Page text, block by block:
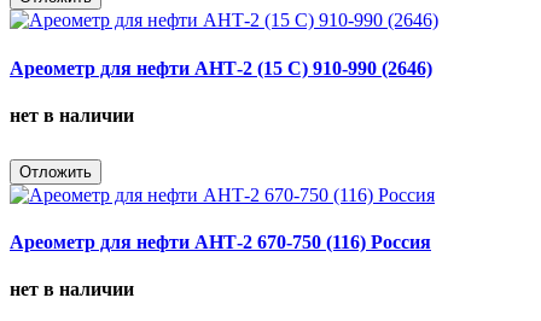
Ареометр для нефти АНТ-2 (15 С) 910-990 (2646)
нет в наличии
Отложить
Ареометр для нефти АНТ-2 670-750 (116) Россия
нет в наличии